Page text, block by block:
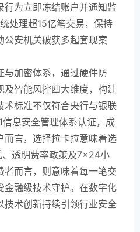
行为立即冻结账户并通知监
处理超15亿笔交易，保持
公安机关破获多起套现案
与加密体系，通过硬件防
及智能风控四大维度，构建
术标准不仅符合央行与银联
息安全管理体系认证，成
而言，选择拉卡拉意味着选
、透明费率政策及7×24小
者而言，则意味着每一笔交
金融级技术守护。在数字化
技术创新持续引领行业安全